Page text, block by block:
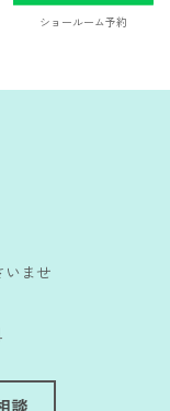
ショールーム予約
ませ